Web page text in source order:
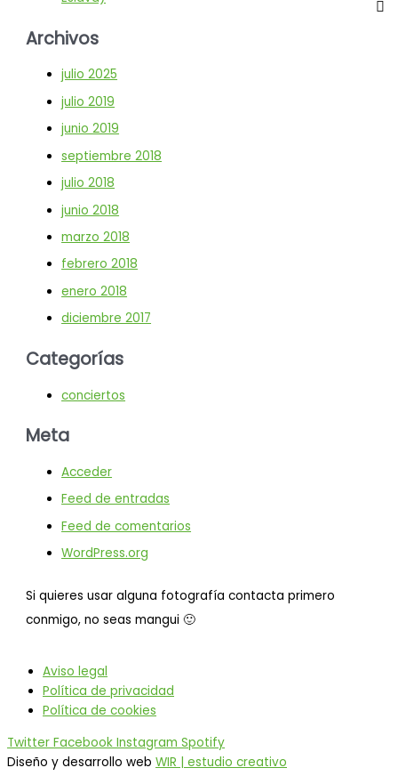
Archivos
julio 2025
julio 2019
junio 2019
septiembre 2018
julio 2018
junio 2018
marzo 2018
febrero 2018
enero 2018
diciembre 2017
Categorías
conciertos
Meta
Acceder
Feed de entradas
Feed de comentarios
WordPress.org
Si quieres usar alguna fotografía contacta primero
conmigo, no seas mangui 🙂
Aviso legal
Política de privacidad
Política de cookies
Twitter Facebook Instagram Spotify
Diseño y desarrollo web WIR | estudio creativo